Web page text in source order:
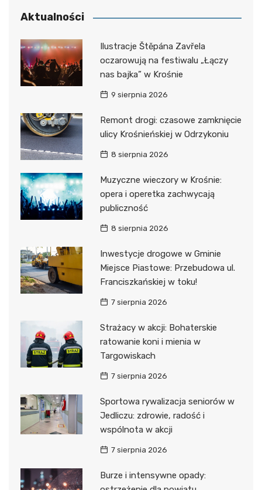
Aktualności
Ilustracje Štěpána Zavřela
oczarowują na festiwalu „Łączy
nas bajka” w Krośnie
9 sierpnia 2026
Remont drogi: czasowe zamknięcie
ulicy Krośnieńskiej w Odrzykoniu
8 sierpnia 2026
Muzyczne wieczory w Krośnie:
opera i operetka zachwycają
publiczność
8 sierpnia 2026
Inwestycje drogowe w Gminie
Miejsce Piastowe: Przebudowa ul.
Franciszkańskiej w toku!
7 sierpnia 2026
Strażacy w akcji: Bohaterskie
ratowanie koni i mienia w
Targowiskach
7 sierpnia 2026
Sportowa rywalizacja seniorów w
Jedliczu: zdrowie, radość i
wspólnota w akcji
7 sierpnia 2026
Burze i intensywne opady: